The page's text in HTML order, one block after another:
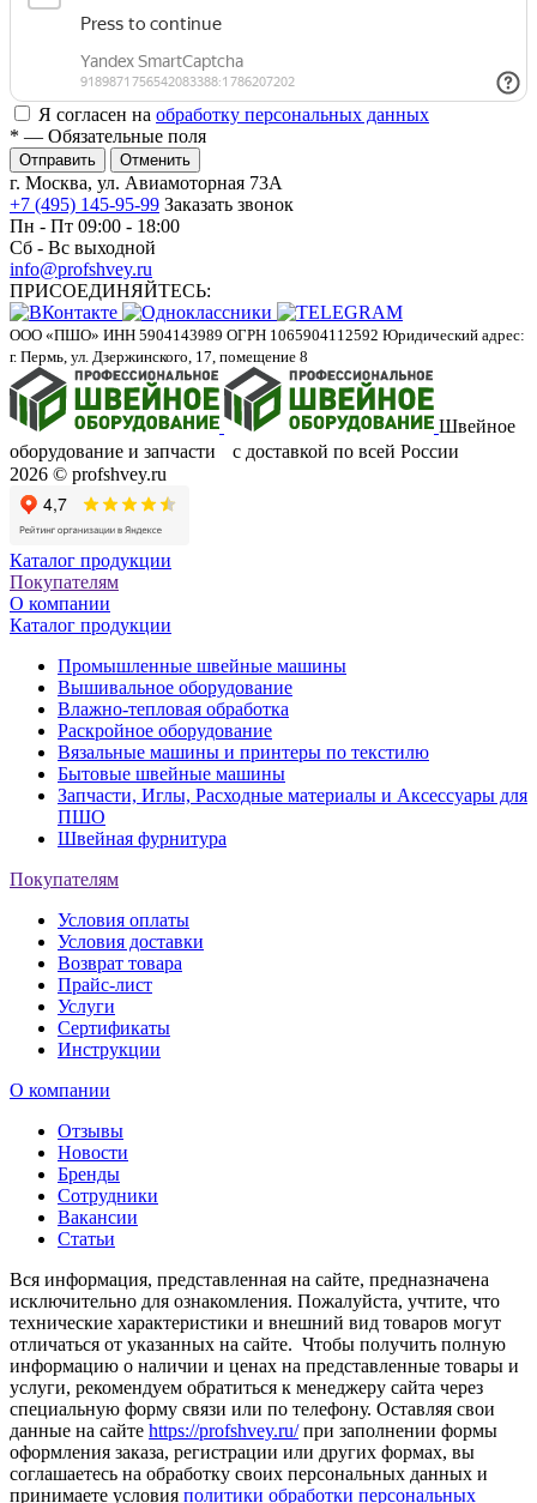
Я согласен на обработку персональных данных
* — Обязательные поля
Отменить
г. Москва, ул. Авиамоторная 73А
+7 (495) 145-95-99 Заказать звонок
Пн - Пт 09:00 - 18:00
Сб - Вс выходной
info@profshvey.ru
ПРИСОЕДИНЯЙТЕСЬ:
ООО «ПШО» ИНН 5904143989 ОГРН 1065904112592 Юридический адрес:
г. Пермь, ул. Дзержинского, 17, помещение 8
Швейное
оборудование и запчасти с доставкой по всей России
2026 © profshvey.ru
Каталог продукции
Покупателям
О компании
Каталог продукции
Промышленные швейные машины
Вышивальное оборудование
Влажно-тепловая обработка
Раскройное оборудование
Вязальные машины и принтеры по текстилю
Бытовые швейные машины
Запчасти, Иглы, Расходные материалы и Аксессуары для
ПШО
Швейная фурнитура
Покупателям
Условия оплаты
Условия доставки
Возврат товара
Прайс-лист
Услуги
Сертификаты
Инструкции
О компании
Отзывы
Новости
Бренды
Сотрудники
Вакансии
Статьи
Вся информация, представленная на сайте, предназначена
исключительно для ознакомления. Пожалуйста, учтите, что
технические характеристики и внешний вид товаров могут
отличаться от указанных на сайте. Чтобы получить полную
информацию о наличии и ценах на представленные товары и
услуги, рекомендуем обратиться к менеджеру сайта через
специальную форму связи или по телефону. Оставляя свои
данные на сайте https://profshvey.ru/при заполнении формы
оформления заказа, регистрации или других формах, вы
соглашаетесь на обработку своих персональных данных и
принимаете условия политики обработки персональных